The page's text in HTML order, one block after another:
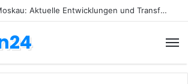
Lokomotive Moskau: Aktuelle Entwicklungen und Transfers